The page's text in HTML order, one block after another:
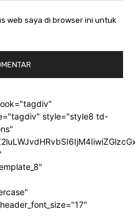
web saya di browser ini untuk
style="style8 td-